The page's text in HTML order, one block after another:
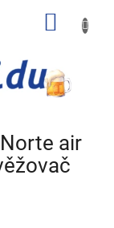
air